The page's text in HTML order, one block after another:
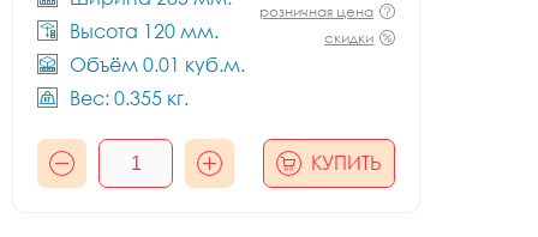
Высота 120 мм.
Объём 0.01 куб.м.
Вес: 0.355 кг.
розничная цена
скидки
КУПИТЬ